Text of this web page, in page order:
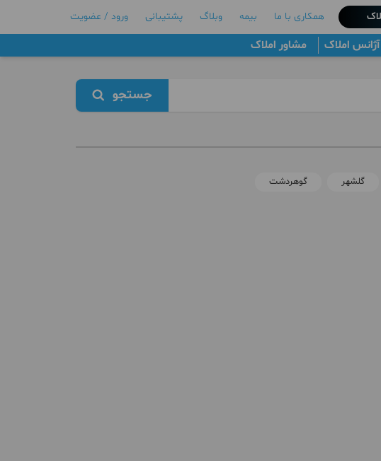
همکاری با ما بیمه وبلاگ پشتیبانی ورود / عضویت
آژانس املاک مشاور املاک
جستجو
گلشهر گوهردشت